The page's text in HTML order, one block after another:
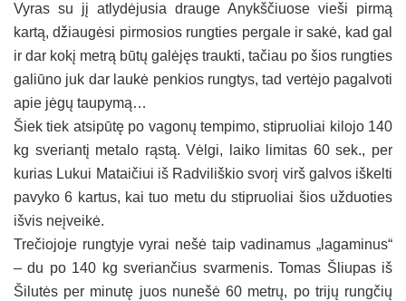
Vyras su jį atlydėjusia drauge Anykščiuose vieši pirmą
kartą, džiaugėsi pirmosios rungties pergale ir sakė, kad gal
ir dar kokį metrą būtų galėjęs traukti, tačiau po šios rungties
galiūno juk dar laukė penkios rungtys, tad vertėjo pagalvoti
apie jėgų taupymą…
Šiek tiek atsipūtę po vagonų tempimo, stipruoliai kilojo 140
kg sveriantį metalo rąstą. Vėlgi, laiko limitas 60 sek., per
kurias Lukui Mataičiui iš Radviliškio svorį virš galvos iškelti
pavyko 6 kartus, kai tuo metu du stipruoliai šios užduoties
išvis neįveikė.
Trečiojoje rungtyje vyrai nešė taip vadinamus „lagaminus“
– du po 140 kg sveriančius svarmenis. Tomas Šliupas iš
Šilutės per minutę juos nunešė 60 metrų, po trijų rungčių